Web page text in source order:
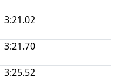
3:21.02
3:21.70
3:25.52